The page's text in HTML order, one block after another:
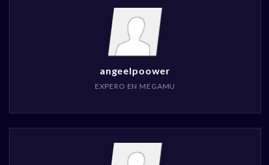
angeelpoower
EXPERO EN MEGAMU